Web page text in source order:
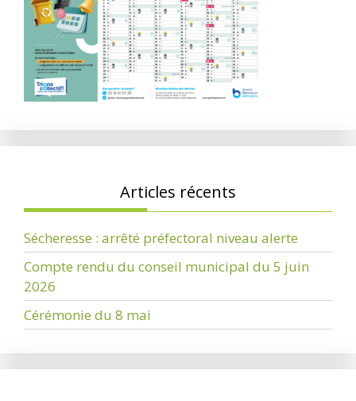
Articles récents
Sécheresse : arrêté préfectoral niveau alerte
Compte rendu du conseil municipal du 5 juin
2026
Cérémonie du 8 mai